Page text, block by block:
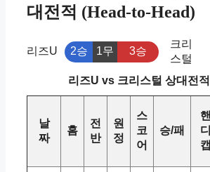
대전적 (Head-to-Head)
리즈U 2승 1무 3승
크리
스털
리즈U vs 크리스털 상대전적
날
짜
홈
전
반
원
정
스
코
어
승/패
핸
디
캡